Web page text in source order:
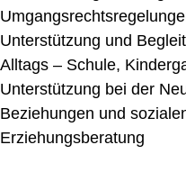
Unterstützung und
Alltags – Schule,
Unterstützung bei der
Beziehungen und
Erziehungsberatung